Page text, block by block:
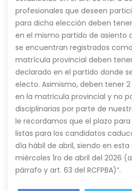
profesionales que deseen
para dicha elección deben
en el mismo partido de asiento
se encuentran registrados
matrícula provincial deben
declarado en el partido donde
electo. Asimismo, deben tener
en la matricula provincial y no
disciplinarias por parte de
le recordamos que el plazo
listas para los candidatos
día hábil de abril, siendo en
miércoles 1ro de abril del 2026
párrafo y art. 63 del RCFPBA)”.